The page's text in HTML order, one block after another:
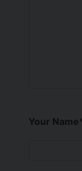
Your Name